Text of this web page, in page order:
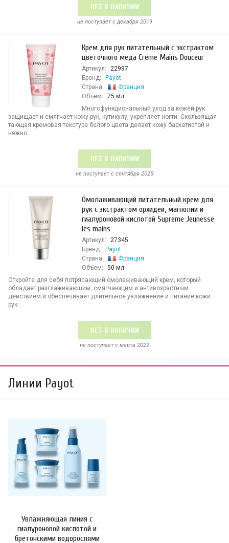
НЕТ В НАЛИЧИИ
не поступает c декабря 2019
Крем для рук питательный с экстрактом
цветочного меда Creme Mains Douceur
Артикул:
22997
Бренд:
Payot
Страна:
Франция
Объем:
75 мл
Многофункциональный уход за кожей рук
защищает и смягчает кожу рук, кутикулу, укрепляет ногти. Скользящая
тающая кремовая текстура белого цвета делает кожу бархатистой и
нежно...
НЕТ В НАЛИЧИИ
не поступает c сентября 2025
Омолаживающий питательный крем для
рук с экстрактом орхидеи, магнолии и
гиалуроновой кислотой Supreme Jeunesse
les mains
Артикул:
27345
Бренд:
Payot
Страна:
Франция
Объем:
50 мл
Откройте для себя потрясающий омолаживающий крем, который
обладает разглаживающим, смягчающим и антивозрастным
действием и обеспечивает длительное увлажнение и питание кожи
рук.
НЕТ В НАЛИЧИИ
не поступает c марта 2022
Линии Payot
Увлажняющая линия с
гиалуроновой кислотой и
бретонскими водорослями